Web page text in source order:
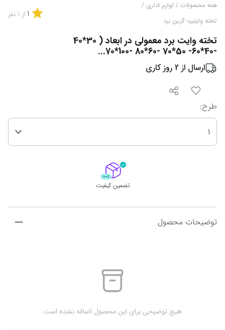
همه محصولات / لوازم اداری /
تخته وایتبرد-گرین برد
1 از 1 نفر
تخته وایت برد معمولی در ابعاد ( 30*40
-40*60- 50*70 -60*80 -100*70...
ارسال از 2 روز کاری
طرح:
1
تضمین کیفیت
توضیحات محصول